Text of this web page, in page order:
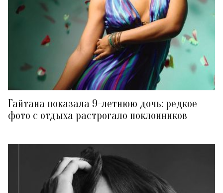
Гайтана показала 9-летнюю дочь: редкое
фото с отдыха растрогало поклонников